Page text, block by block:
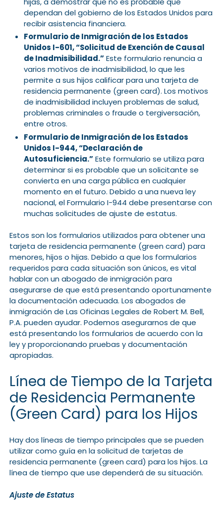
dependan del gobierno de los Estados Unidos para
recibir asistencia financiera.
Formulario de Inmigración de los Estados
Unidos I-601, “Solicitud de Exención de Causal
de Inadmisibilidad.”Este formulario renuncia a
varios motivos de inadmisibilidad, lo que les
permite a sus hijos calificar para una tarjeta de
residencia permanente (green card). Los motivos
de inadmisibilidad incluyen problemas de salud,
problemas criminales o fraude o tergiversación,
entre otros.
Formulario de Inmigración de los Estados
Unidos I-944, “Declaración de
Autosuficiencia.”Este formulario se utiliza para
determinar si es probable que un solicitante se
convierta en una carga pública en cualquier
momento en el futuro. Debido a una nueva ley
nacional, el Formulario I-944 debe presentarse con
muchas solicitudes de ajuste de estatus.
Estos son los formularios utilizados para obtener una
tarjeta de residencia permanente (green card) para
menores, hijos o hijas. Debido a que los formularios
requeridos para cada situación son únicos, es vital
hablar con un abogado de inmigración para
asegurarse de que está presentando oportunamente
la documentación adecuada. Los abogados de
inmigración de Las Oficinas Legales de Robert M. Bell,
P.A. pueden ayudar. Podemos asegurarnos de que
está presentando los formularios de acuerdo con la
ley y proporcionando pruebas y documentación
apropiadas.
Línea de Tiempo de la Tarjeta
de Residencia Permanente
(Green Card) para los Hijos
Hay dos líneas de tiempo principales que se pueden
utilizar como guía en la solicitud de tarjetas de
residencia permanente (green card) para los hijos. La
línea de tiempo que use dependerá de su situación.
Ajuste de Estatus